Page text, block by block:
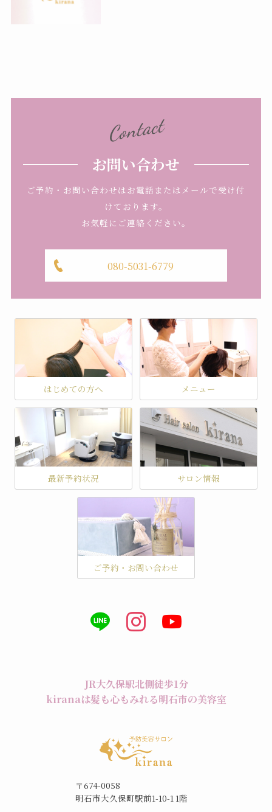
Contact
お問い合わせ
ご予約・お問い合わせはお電話またはメールで受け付
けております。
お気軽にご連絡ください。
080-5031-6779
はじめての方へ メニュー
最新予約状況 サロン情報
ご予約・お問い合わせ
JR大久保駅北側徒歩1分
kiranaは髪も心もみれる明石市の美容室
〒674-0058
明石市大久保町駅前1-10-1 1階